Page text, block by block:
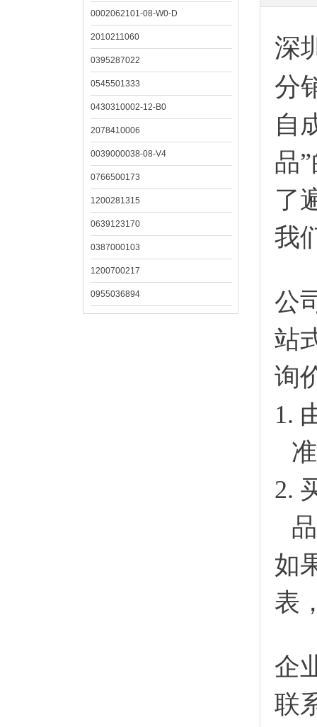
0002062101-08-W0-D
2010211060
0395287022
0545501333
0430310002-12-B0
2078410006
0039000038-08-V4
0766500173
1200281315
0639123170
0387000103
1200700217
0955036894
深
分
自
品
了
我
公
站
询
1.
2.
如
表
企
联